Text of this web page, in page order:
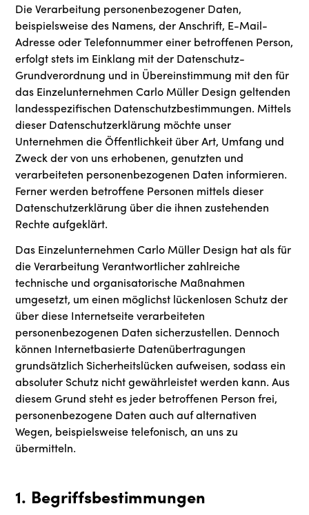
Die Verarbeitung personenbezogener Daten,
beispielsweise des Namens, der Anschrift, E-Mail-
Adresse oder Telefonnummer einer betroffenen Person,
erfolgt stets im Einklang mit der Datenschutz-
Grundverordnung und in Übereinstimmung mit den für
das Einzelunternehmen Carlo Müller Design geltenden
landesspezifischen Datenschutzbestimmungen. Mittels
dieser Datenschutzerklärung möchte unser
Unternehmen die Öffentlichkeit über Art, Umfang und
Zweck der von uns erhobenen, genutzten und
verarbeiteten personenbezogenen Daten informieren.
Ferner werden betroffene Personen mittels dieser
Datenschutzerklärung über die ihnen zustehenden
Rechte aufgeklärt.
Das Einzelunternehmen Carlo Müller Design hat als für
die Verarbeitung Verantwortlicher zahlreiche
technische und organisatorische Maßnahmen
umgesetzt, um einen möglichst lückenlosen Schutz der
über diese Internetseite verarbeiteten
personenbezogenen Daten sicherzustellen. Dennoch
können Internetbasierte Datenübertragungen
grundsätzlich Sicherheitslücken aufweisen, sodass ein
absoluter Schutz nicht gewährleistet werden kann. Aus
diesem Grund steht es jeder betroffenen Person frei,
personenbezogene Daten auch auf alternativen
Wegen, beispielsweise telefonisch, an uns zu
übermitteln.
1. Begriffsbestimmungen